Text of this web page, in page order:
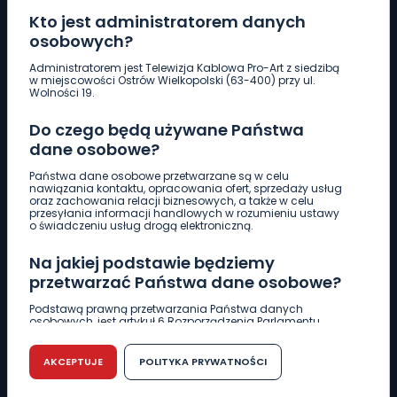
Kto jest administratorem danych
osobowych?
Administratorem jest Telewizja Kablowa Pro-Art z siedzibą
w miejscowości Ostrów Wielkopolski (63-400) przy ul.
Wolności 19.
Do czego będą używane Państwa
dane osobowe?
Państwa dane osobowe przetwarzane są w celu
nawiązania kontaktu, opracowania ofert, sprzedaży usług
oraz zachowania relacji biznesowych, a także w celu
przesyłania informacji handlowych w rozumieniu ustawy
o świadczeniu usług drogą elektroniczną.
Na jakiej podstawie będziemy
przetwarzać Państwa dane osobowe?
Podstawą prawną przetwarzania Państwa danych
osobowych, jest artykuł 6 Rozporządzenia Parlamentu
r. w sprawie ochrony osób fizycznych w związku z
przetwarzaniem danych osobowych w sprawie
swobodnego przepływu takich danych oraz uchylenia
dyrektywy 95/46/WE (RODO).
AKCEPTUJE POLITYKA PRYWATNOŚCI
Pobierz logotyp
661 997 997
REDAKCJA
62 735 22 22redakcja@wlkp24.info
DZIAŁ REKLAMY
62 735 01 85 reklama@wlkp24.info
WIADOMOŚCI
CIEKAWOSTKI